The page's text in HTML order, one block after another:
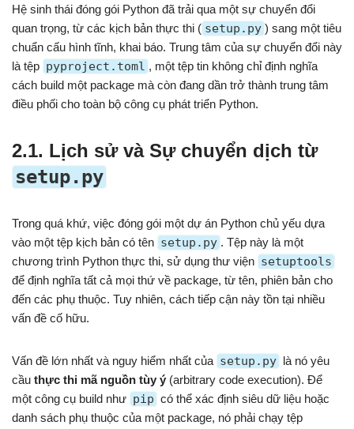
Hệ sinh thái đóng gói Python đã trải qua một sự chuyển đổi
quan trọng, từ các kịch bản thực thi ( setup.py ) sang một tiêu
chuẩn cấu hình tĩnh, khai báo. Trung tâm của sự chuyển đổi này
là tệp pyproject.toml , một tệp tin không chỉ định nghĩa
cách build một package mà còn đang dần trở thành trung tâm
điều phối cho toàn bộ công cụ phát triển Python.
2.1. Lịch sử và Sự chuyển dịch từ
setup.py
Trong quá khứ, việc đóng gói một dự án Python chủ yếu dựa
vào một tệp kịch bản có tên setup.py . Tệp này là một
chương trình Python thực thi, sử dụng thư viện setuptools
để định nghĩa tất cả mọi thứ về package, từ tên, phiên bản cho
đến các phụ thuộc. Tuy nhiên, cách tiếp cận này tồn tại nhiều
vấn đề cố hữu.
Vấn đề lớn nhất và nguy hiểm nhất của setup.py là nó yêu
cầu thực thi mã nguồn tùy ý (arbitrary code execution). Để
một công cụ build như pip có thể xác định siêu dữ liệu hoặc
danh sách phụ thuộc của một package, nó phải chạy tệp